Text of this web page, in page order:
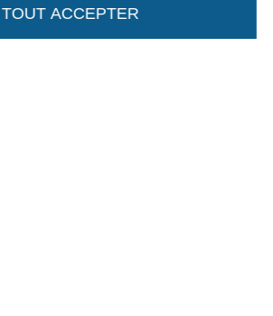
Ajouter à mon panier
Droit de rétractation
TOUT ACCEPTER